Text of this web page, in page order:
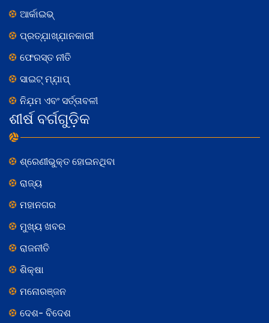
ଆର୍କାଇଭ୍
ପ୍ରତ୍ଯ଼ାଖ୍ଯ଼ାନକାରୀ
ଫେରସ୍ତ ନୀତି
ସାଇଟ୍ ମ୍ଯ଼ାପ୍
ନିଯ଼ମ ଏବଂ ସର୍ତ୍ତାବଳୀ
ଶୀର୍ଷ ବର୍ଗଗୁଡ଼ିକ
ଶ୍ରେଣୀଭୁକ୍ତ ହୋଇନଥିବା
ରାଜ୍ୟ
ମହାନଗର
ମୁଖ୍ୟ ଖବର
ରାଜନୀତି
ଶିକ୍ଷା
ମନୋରଞ୍ଜନ
ଦେଶ- ବିଦେଶ